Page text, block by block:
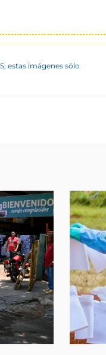
estas imágenes sólo